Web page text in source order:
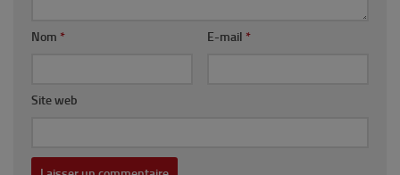
Nom * E-mail *
Site web